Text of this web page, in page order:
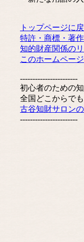
トップページに
特許・商標・著
知的財産関係の
このホームペー
-----------------------
初心者のための
全国どこからで
古谷知財サロン
-----------------------